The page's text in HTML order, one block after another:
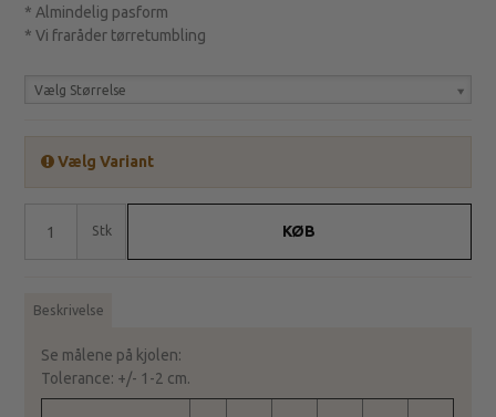
* Almindelig pasform
* Vi fraråder tørretumbling
Vælg Størrelse
Vælg Variant
Stk KØB
Beskrivelse
Se målene på kjolen:
Tolerance: +/- 1-2 cm.